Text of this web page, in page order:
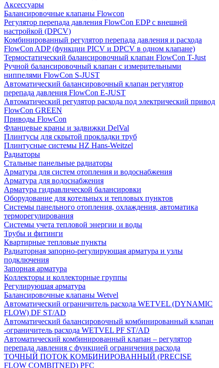
Аксессуары
Балансировочные клапаны Flowcon
Регулятор перепада давления FlowСon EDP с внешней
настройкой (DPCV)
Комбинированный регулятор перепада давления и расхода
FlowСon ADP (функции PICV и DPCV в одном клапане)
Термостатический балансировочный клапан FlowСon T-Just
Ручной балансировочный клапан с измерительными
ниппелями FlowСon S-JUST
Автоматический балансировочный клапан регулятор
перепада давления FlowСon E-JUST
Автоматический регулятор расхода под электрический привод
FlowСon GREEN
Приводы FlowCon
Фланцевые краны и задвижки DelVal
Плинтусы для скрытой прокладки труб
Плинтусные системы HZ Hans-Weitzel
Радиаторы
Стальные панельные радиаторы
Арматура для систем отопления и водоснабжения
Арматура для водоснабжения
Арматура гидравлической балансировки
Оборудование для котельных и тепловых пунктов
Системы панельного отопления, охлаждения, автоматика
терморегулирования
Системы учета тепловой энергии и воды
Трубы и фитинги
Квартирные тепловые пункты
Радиаторная запорно-регулирующая арматура и узлы
подключения
Запорная арматура
Коллекторы и коллекторные группы
Регулирующая арматура
Балансировочные клапаны Wetvel
Автоматический ограничитель расхода WETVEL (DYNAMIC
FLOW) DF ST/AD
Автоматический балансировочный комбинированный клапан
-ограничитель расхода WETVEL PF ST/AD
Автоматический комбинированный клапан – регулятор
перепада давления с функцией ограничения расхода
ТОЧНЫЙ ПОТОК КОМБИНИРОВАННЫЙ (PRECISE
FLOW COMBIТNED) PFC